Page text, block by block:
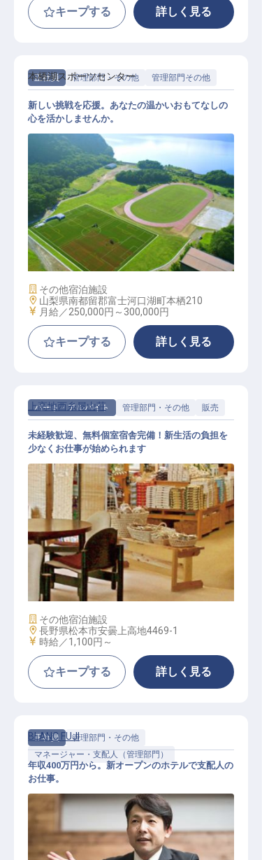
キープする 詳しく見る
正社員 管理部門・その他 管理部門その他
施設運営スタッフ（総合職）
本栖湖スポーツセンター
新しい挑戦を応援。あなたの温かいおもてなしの
心を活かしませんか。
施設業態
その他宿泊施設
勤務地
山梨県南都留郡富士河口湖町本栖210
給与
月給／250,000円～ 300,000円
キープする 詳しく見る
パート・アルバイト 管理部門・その他 販売
売店スタッフ
上高地西糸屋山荘
未経験歓迎、無料個室宿舎完備！新生活の負担を
少なくお仕事が始められます
施設業態
その他宿泊施設
勤務地
長野県松本市安曇上高地4469-1
給与
時給／1,100円～
キープする 詳しく見る
正社員
管理部門・その他
マネージャー・支配人（管理部門）
BLANC FUJI
年収400万円から。新オープンのホテルで支配人の
お仕事。